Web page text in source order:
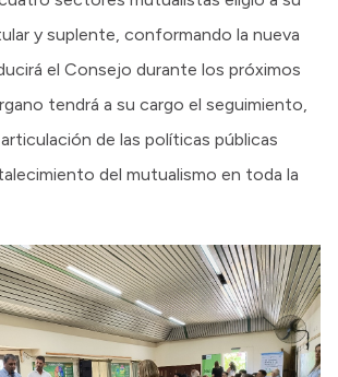
y suplente, conformando la nueva
el Consejo durante los próximos
tendrá a su cargo el seguimiento,
de las políticas públicas
del mutualismo en toda la